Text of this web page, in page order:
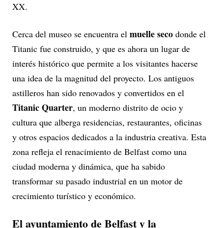
XX.
Cerca del museo se encuentra el muelle seco donde el
Titanic fue construido, y que es ahora un lugar de
interés histórico que permite a los visitantes hacerse
una idea de la magnitud del proyecto. Los antiguos
astilleros han sido renovados y convertidos en el
Titanic Quarter, un moderno distrito de ocio y
cultura que alberga residencias, restaurantes, oficinas
y otros espacios dedicados a la industria creativa. Esta
zona refleja el renacimiento de Belfast como una
ciudad moderna y dinámica, que ha sabido
transformar su pasado industrial en un motor de
crecimiento turístico y económico.
El ayuntamiento de Belfast y la